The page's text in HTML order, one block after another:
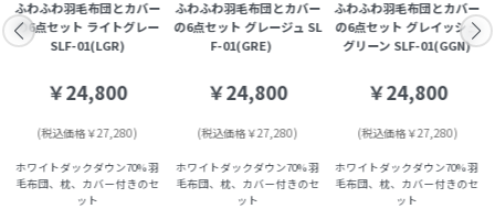
ふわふわ羽毛布団とカバー
の6点セット ライトグレー
SLF-01(LGR)
￥24,800
(税込価格￥27,280)
ホワイトダックダウン70% 羽
毛布団、枕、カバー付きのセ
ット
ふわふわ羽毛布団とカバー
の6点セット グレージュ SL
F-01(GRE)
￥24,800
(税込価格￥27,280)
ホワイトダックダウン70% 羽
毛布団、枕、カバー付きのセ
ット
ふわふわ羽毛布団とカバー
の6点セット グレイッシュ
グリーン SLF-01(GGN)
￥24,800
(税込価格￥27,280)
ホワイトダックダウン70% 羽
毛布団、枕、カバー付きのセ
ット